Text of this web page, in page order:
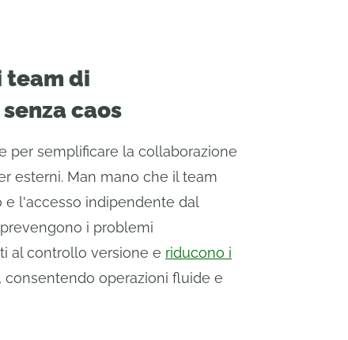
team di
caos
per semplificare la collaborazione
esterni. Man mano che il team
e l'accesso indipendente dal
i problemi
al controllo versione e riducono i
consentendo operazioni fluide e